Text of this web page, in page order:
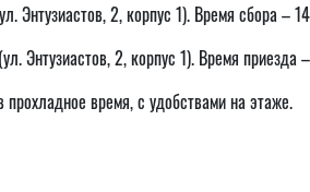
Энтузиастов, 2, корпус 1). Время сбора –
Энтузиастов, 2, корпус 1). Время приезда
время, с удобствами на этаже.